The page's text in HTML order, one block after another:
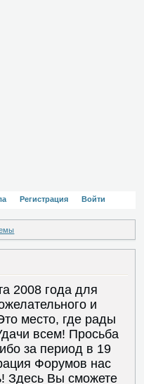
Регистрация Войти
2008 года для
и
место, где рады
всем! Просьба
за период в 19
Форумов нас
Здесь Вы сможете